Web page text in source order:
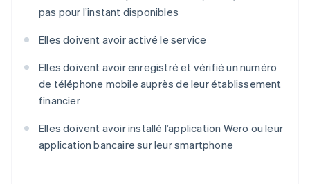
pas pour l’instant disponibles
Elles doivent avoir activé le service
Elles doivent avoir enregistré et vérifié un numéro
de téléphone mobile auprès de leur établissement
financier
Elles doivent avoir installé l’application Wero ou leur
application bancaire sur leur smartphone